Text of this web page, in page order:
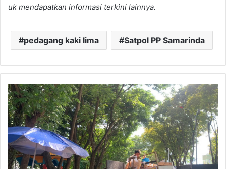
uk mendapatkan informasi terkini lainnya.
pedagang kaki lima Satpol PP Samarinda
Satpol
PP
Samarinda
Tertibkan
PKL
di
Depan
Masjid